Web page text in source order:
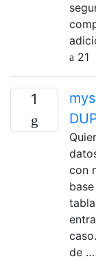
21
1
con
de …